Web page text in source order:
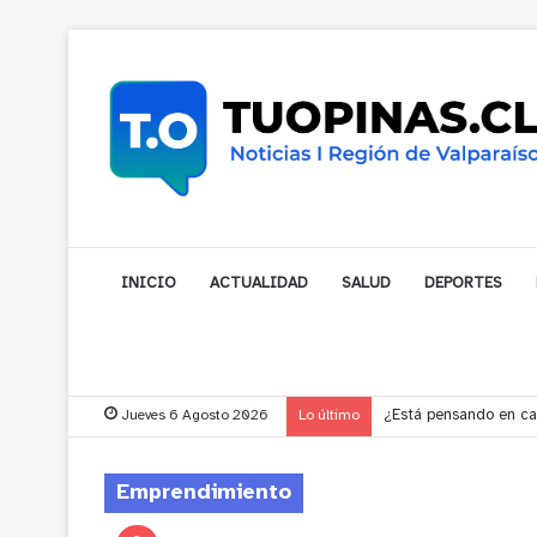
INICIO ACTUALIDAD SALUD DEPORTES
Jueves 6 Agosto 2026 Lo último Gobernador
Emprendimiento